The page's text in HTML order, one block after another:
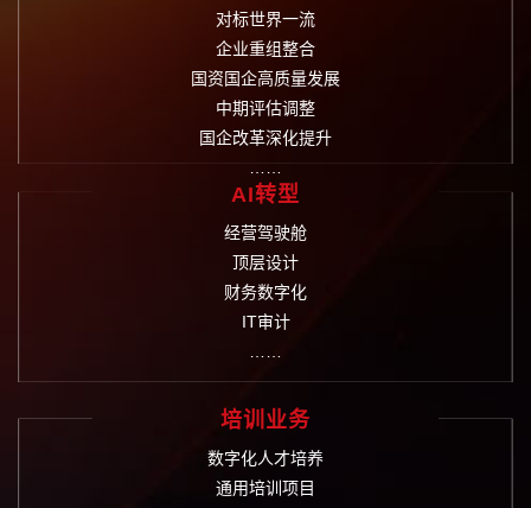
对标世界一流
企业重组整合
国资国企高质量发展
中期评估调整
国企改革深化提升
AI转型
经营驾驶舱
顶层设计
财务数字化
IT审计
培训业务
数字化人才培养
通用培训项目